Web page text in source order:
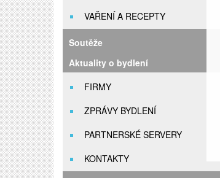
VAŘENÍ A RECEPTY
Soutěže
Aktuality o bydlení
FIRMY
ZPRÁVY BYDLENÍ
PARTNERSKÉ SERVERY
KONTAKTY